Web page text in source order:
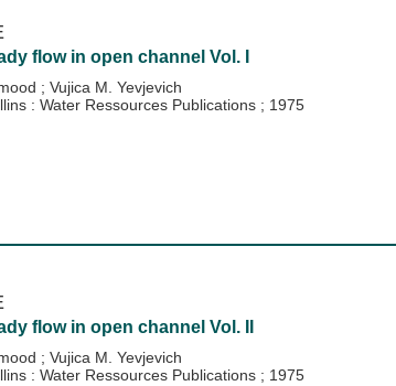
flow in open channel Vol. I
; Vujica M. Yevjevich
: Water Ressources Publications ; 1975
flow in open channel Vol. II
; Vujica M. Yevjevich
: Water Ressources Publications ; 1975